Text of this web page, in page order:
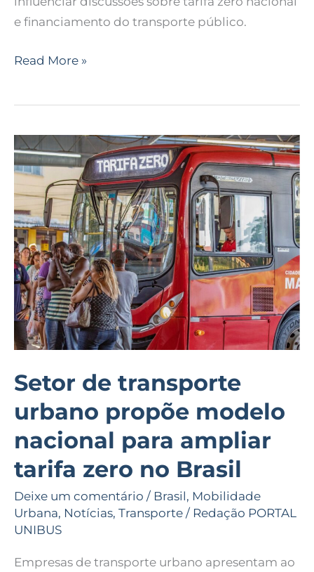
e financiamento do transporte público.
Read More »
Setor de transporte
urbano propõe modelo
nacional para ampliar
tarifa zero no Brasil
Deixe um comentário / Brasil, Mobilidade
Urbana, Notícias, Transporte / Redação PORTAL
UNIBUS
Empresas de transporte urbano apresentam ao
Setor
de
transporte
urbano
propõe
modelo
nacional
para
ampliar
tarifa
zero
Brasil